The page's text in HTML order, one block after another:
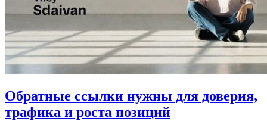
Обратные ссылки нужны для доверия,
трафика и роста позиций